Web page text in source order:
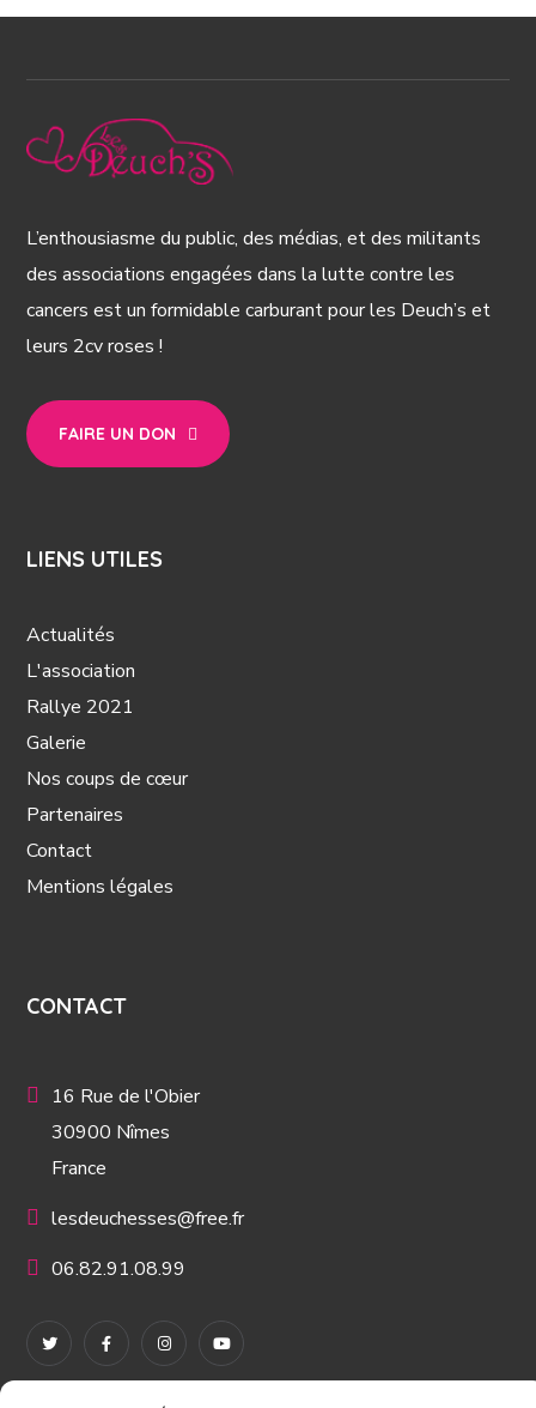
L’enthousiasme du public, des médias, et des militants
des associations engagées dans la lutte contre les
cancers est un formidable carburant pour les Deuch’s et
leurs 2cv roses !
FAIRE UN DON
LIENS UTILES
Actualités
L'association
Rallye 2021
Galerie
Nos coups de cœur
Partenaires
Contact
Mentions légales
CONTACT
16 Rue de l'Obier
30900 Nîmes
France
lesdeuchesses@free.fr
06.82.91.08.99